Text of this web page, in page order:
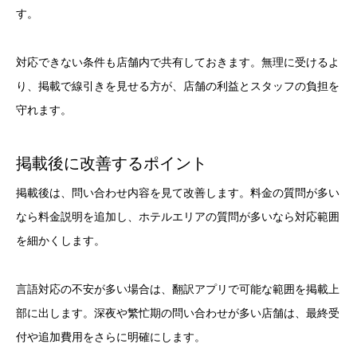
す。
対応できない条件も店舗内で共有しておきます。無理に受けるよ
り、掲載で線引きを見せる方が、店舗の利益とスタッフの負担を
守れます。
掲載後に改善するポイント
掲載後は、問い合わせ内容を見て改善します。料金の質問が多い
なら料金説明を追加し、ホテルエリアの質問が多いなら対応範囲
を細かくします。
言語対応の不安が多い場合は、翻訳アプリで可能な範囲を掲載上
部に出します。深夜や繁忙期の問い合わせが多い店舗は、最終受
付や追加費用をさらに明確にします。